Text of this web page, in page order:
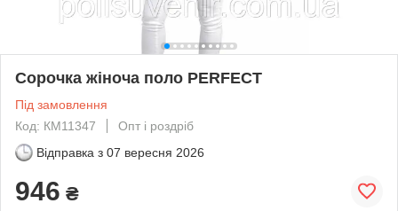
Сорочка жіноча поло PERFECT
Під замовлення
Код: КМ11347
Опт і роздріб
Відправка з 07 вересня 2026
946 ₴